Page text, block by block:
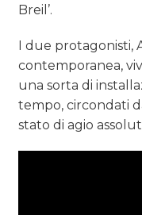
Breil’.
I due protagonisti,
contemporanea,
una sorta di
tempo, circondati
stato di agio